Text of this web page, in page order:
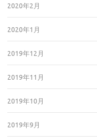
2020年2月
2020年1月
2019年12月
2019年11月
2019年10月
2019年9月